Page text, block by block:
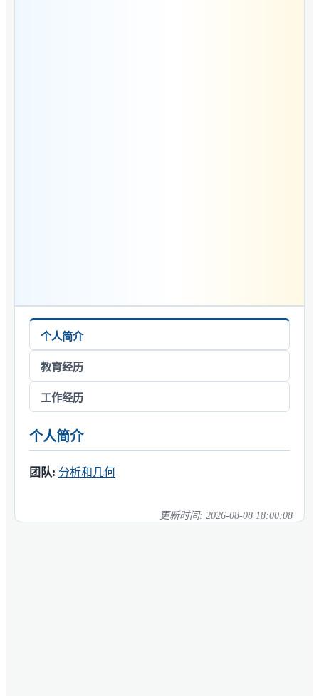
个人简介
教育经历
工作经历
个人简介
团队: 分析和几何
更新时间: 2026-08-08 18:00:08